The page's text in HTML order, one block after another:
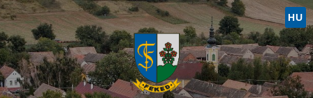
Ugrás
a
tartalomhoz
Ugrás
a
fő
navigációhoz
Ugrás
a
lábléchez
HU